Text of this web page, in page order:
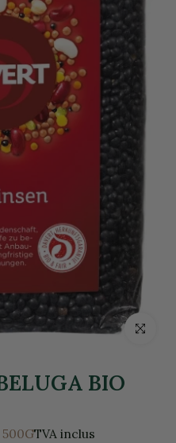
Click
BIO
500GTVA inclus